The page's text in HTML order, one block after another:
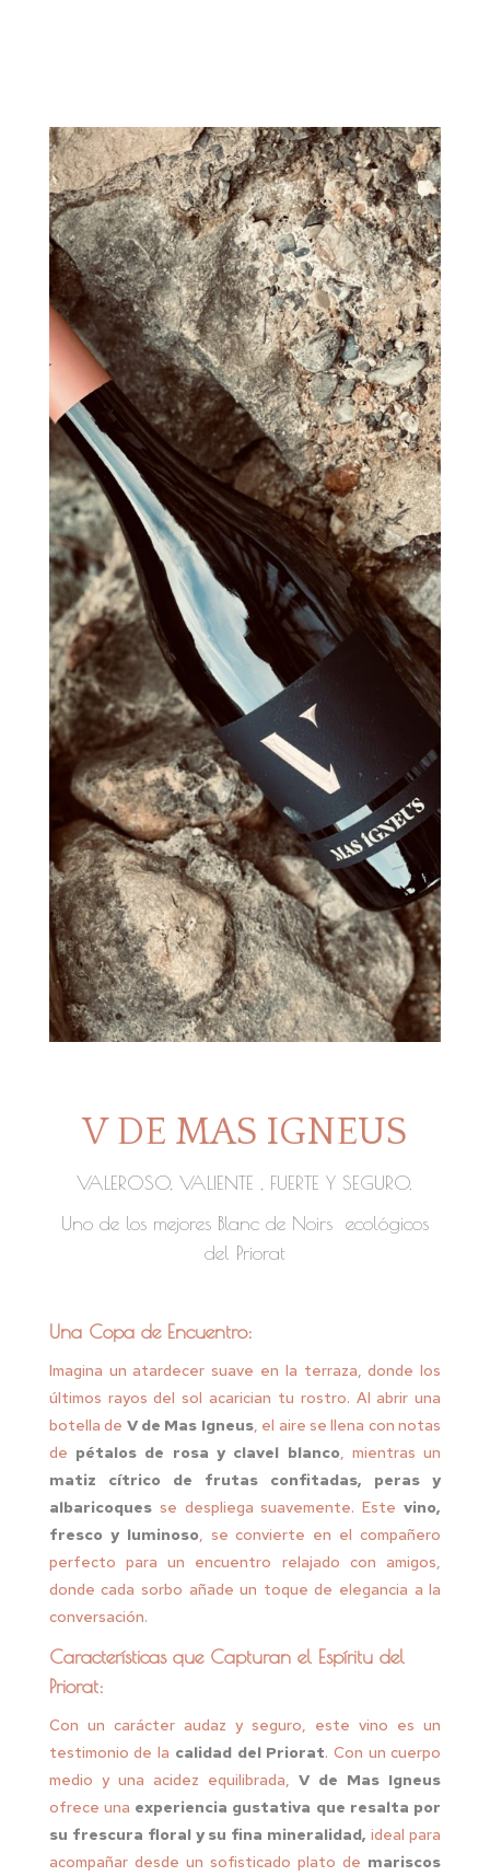
V DE MAS IGNEUS
VALEROSO, VALIENTE , FUERTE Y SEGURO.
Uno de los mejores Blanc de Noirs ecológicos
del Priorat
Vinos de autor
ecológicos Mas Igneus
Priorat
Una Copa de Encuentro:
Imagina un atardecer suave en la terraza, donde los
últimos rayos del sol acarician tu rostro. Al abrir una
botella de V de Mas Igneus, el aire se llena con notas
de pétalos de rosa y clavel blanco, mientras un
matiz cítrico de frutas confitadas, peras y
albaricoques se despliega suavemente. Estevino,
fresco y luminoso, se convierte en el compañero
perfecto para un encuentro relajado con amigos,
donde cada sorbo añade un toque de elegancia a la
conversación.
Características que Capturan el Espíritu del
Priorat:
Con un carácter audaz y seguro, este vino es un
testimonio de la calidad del Priorat. Con un cuerpo
medio y una acidez equilibrada,V de Mas Igneus
ofrece una experiencia gustativa que resalta por
su frescura floral y su fina mineralidad, ideal para
acompañar desde un sofisticado plato de mariscos